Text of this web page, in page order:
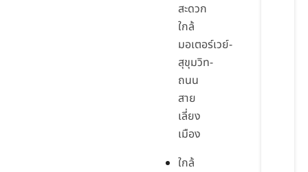
สะดวก
ใกล้
มอเตอร์เวย์-
สุขุมวิท-
ถนน
สาย
เลี่ยง
เมือง
ใกล้